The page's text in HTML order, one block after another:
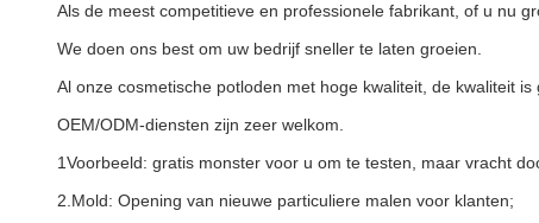
Als de meest competitieve en professionele fabrikant, of u nu
We doen ons best om uw bedrijf sneller te laten groeien.
Al onze cosmetische potloden met hoge kwaliteit, de kwaliteit
OEM/ODM-diensten zijn zeer welkom.
1Voorbeeld: gratis monster voor u om te testen, maar vracht
2.Mold: Opening van nieuwe particuliere malen voor klanten;